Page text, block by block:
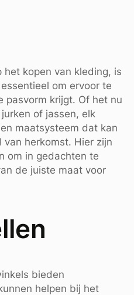
het kopen van kleding, is
om ervoor te
pasvorm krijgt. Of het nu
of jassen, elk
maatsysteem dat kan
herkomst. Hier zijn
om in gedachten te
de juiste maat voor
bieden
helpen bij het